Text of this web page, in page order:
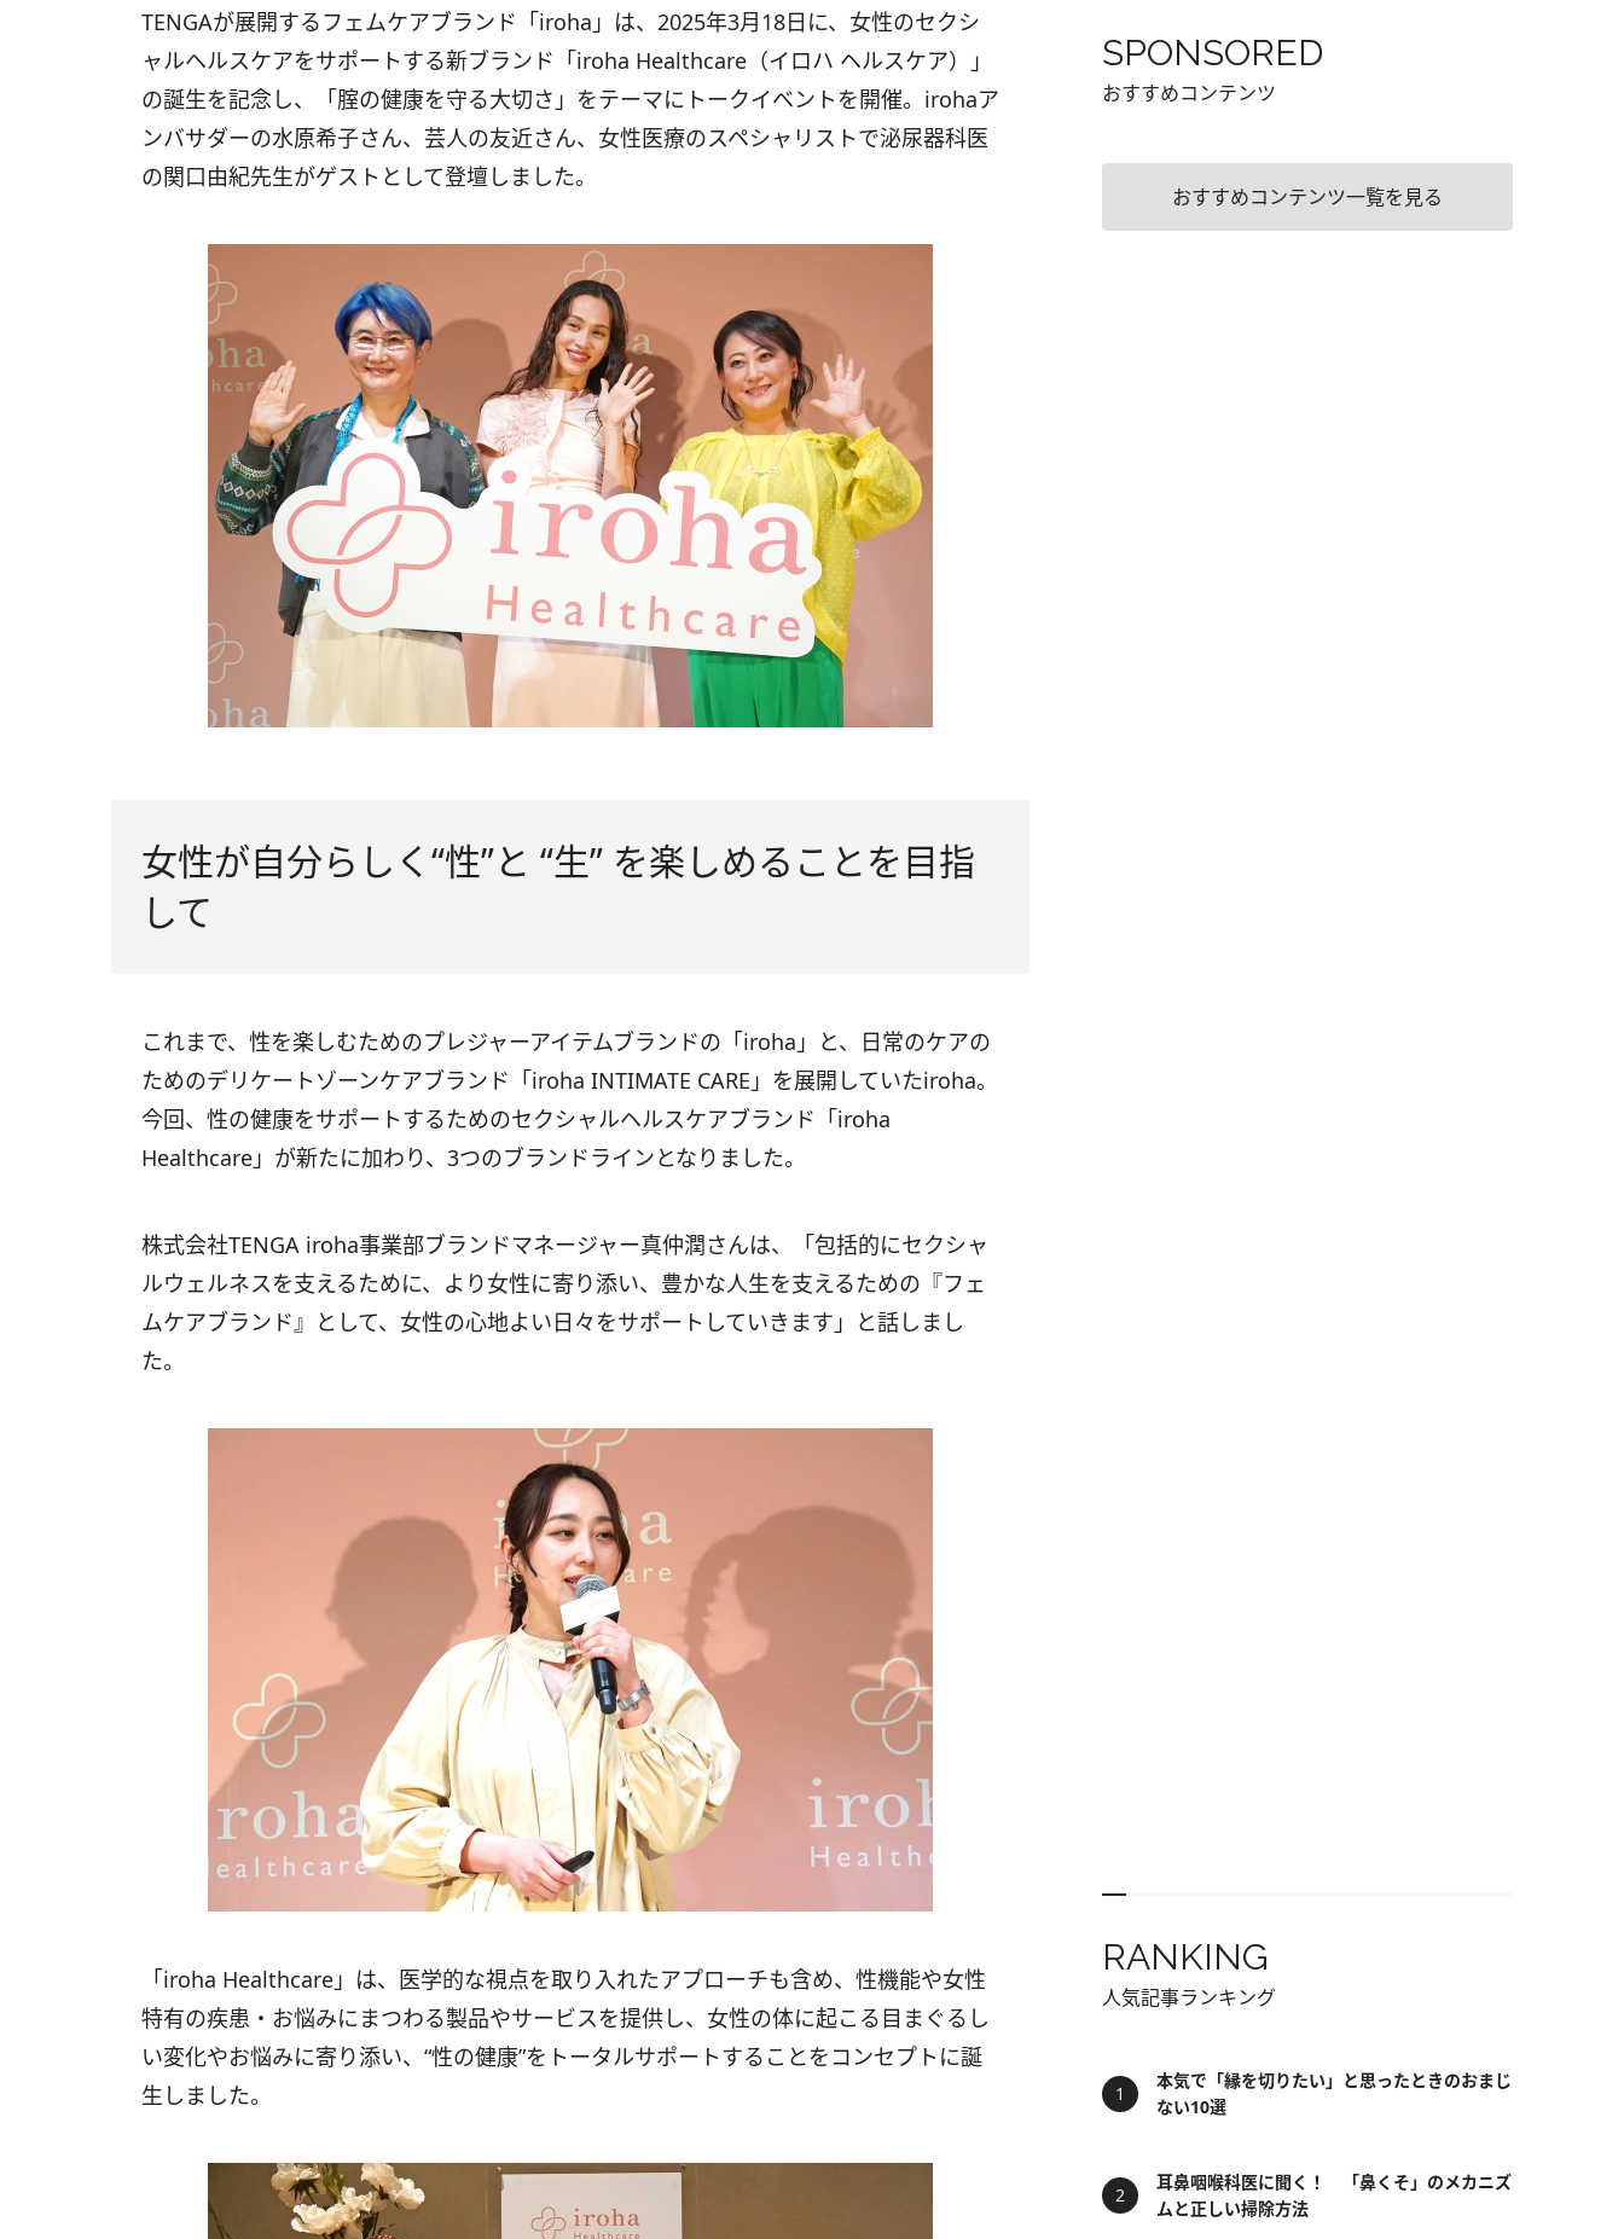
TENGAが展開するフェムケアブランド「iroha」は、2025年3月18日に、女性のセクシ
ャルヘルスケアをサポートする新ブランド「iroha Healthcare（イロハ ヘルスケア）」
の誕生を記念し、「腟の健康を守る大切さ」をテーマにトークイベントを開催。irohaア
ンバサダーの水原希子さん、芸人の友近さん、女性医療のスペシャリストで泌尿器科医
の関口由紀先生がゲストとして登壇しました。
女性が自分らしく“性”と “生” を楽しめることを目指
して
これまで、性を楽しむためのプレジャーアイテムブランドの「iroha」と、日常のケアの
ためのデリケートゾーンケアブランド「iroha INTIMATE CARE」を展開していたiroha。
今回、性の健康をサポートするためのセクシャルヘルスケアブランド「iroha
Healthcare」が新たに加わり、3つのブランドラインとなりました。
株式会社TENGA iroha事業部ブランドマネージャー真仲潤さんは、「包括的にセクシャ
ルウェルネスを支えるために、より女性に寄り添い、豊かな人生を支えるための『フェ
ムケアブランド』として、女性の心地よい日々をサポートしていきます」と話しまし
た。
「iroha Healthcare」は、医学的な視点を取り入れたアプローチも含め、性機能や女性
特有の疾患・お悩みにまつわる製品やサービスを提供し、女性の体に起こる目まぐるし
い変化やお悩みに寄り添い、“性の健康”をトータルサポートすることをコンセプトに誕
生しました。
SPONSORED
おすすめコンテンツ
おすすめコンテンツ一覧を見る
RANKING
人気記事ランキング
本気で「縁を切りたい」と思ったときのおまじ
ない10選
耳鼻咽喉科医に聞く！ 「鼻くそ」のメカニズ
ムと正しい掃除方法